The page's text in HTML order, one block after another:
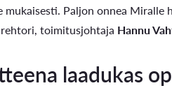
mukaisesti. Paljon onnea Miralle
toimitusjohtaja Hannu
laadukas